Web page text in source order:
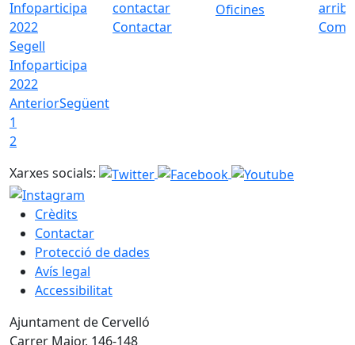
Segell
Infoparticipa
2022
Contactar
Oficines
Com
AnteriorSegüent
1
2
Xarxes socials:
Crèdits
Contactar
Protecció de dades
Avís legal
Accessibilitat
Ajuntament de Cervelló
Carrer Major, 146-148